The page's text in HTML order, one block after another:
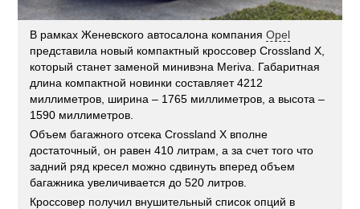
В рамках Женевского автосалона компанияOpel
представила новый компактный кроссовер Crossland X,
который станет заменой минивэна Meriva. Габаритная
длина компактной новинки составляет 4212
миллиметров, ширина – 1765 миллиметров, а высота –
1590 миллиметров.
Объем багажного отсека Crossland X вполне
достаточный, он равен 410 литрам, а за счет того что
задний ряд кресел можно сдвинуть вперед объем
багажника увеличивается до 520 литров.
Кроссовер получил внушительный список опций в